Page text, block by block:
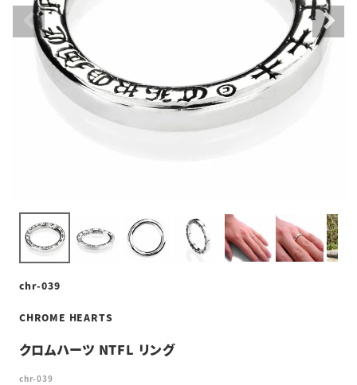
chr-039
CHROME HEARTS
クロムハーツ NTFL リング
chr-039